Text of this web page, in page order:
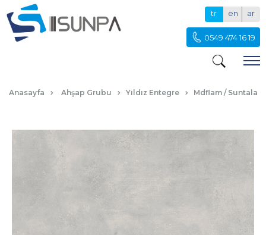
tr en ar
0549 474 16 19
Anasayfa Ahşap Grubu Yıldız Entegre Mdflam / Suntalam